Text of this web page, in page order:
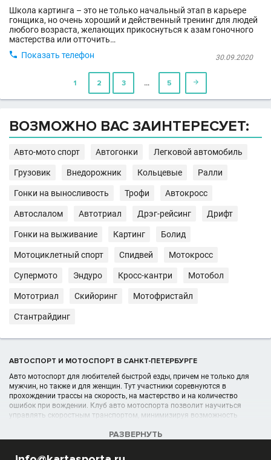
Школа картинга – это не только начальный этап в карьере
гонщика, но очень хороший и действенный тренинг для людей
любого возраста, желающих прикоснуться к азам гоночного
мастерства или отточить…
30.09.2020
 Показать телефон
1 2 3 … 5 
ВОЗМОЖНО ВАС ЗАИНТЕРЕСУЕТ:
Авто-мото спорт Автогонки Легковой автомобиль
Грузовик Внедорожник Кольцевые Ралли
Гонки на выносливость Трофи Автокросс
Автослалом Автотриал Дрэг-рейсинг Дрифт
Гонки на выживание Картинг Болид
Мотоциклетный спорт Спидвей Мотокросс
Супермото Эндуро Кросс-кантри Мотобол
Мототриал Скийоринг Мотофристайл
Стантрайдинг
АВТОСПОРТ И МОТОСПОРТ В САНКТ-ПЕТЕРБУРГЕ
Авто мотоспорт для любителей быстрой езды, причем не только для
мужчин, но также и для женщин. Тут участники соревнуются в
прохождении трассы на скорость, на мастерство и на количество
ошибок при вождении. Клуб авто мотоспорта позволит научиться
управлять скоростным транспортом, минимизируя возможность
РАЗВЕРНУТЬ